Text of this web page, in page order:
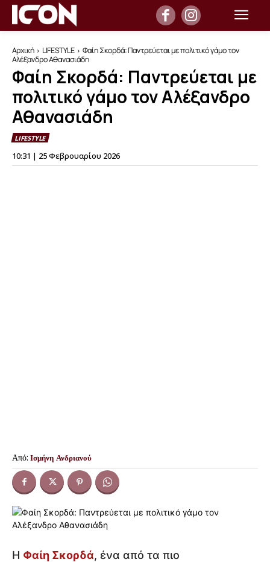
Αρχική LIFESTYLE
Φαίη Σκορδά: Παντρεύεται με πολιτικό γάμο τον
Αλέξανδρο Αθανασιάδη
Φαίη Σκορδά: Παντρεύεται με
πολιτικό γάμο τον Αλέξανδρο
Αθανασιάδη
LIFESTYLE
10:31 | 25 Φεβρουαρίου 2026
Από: Ισμήνη Ανδριανού
Η Φαίη Σκορδά, ένα από τα πιο